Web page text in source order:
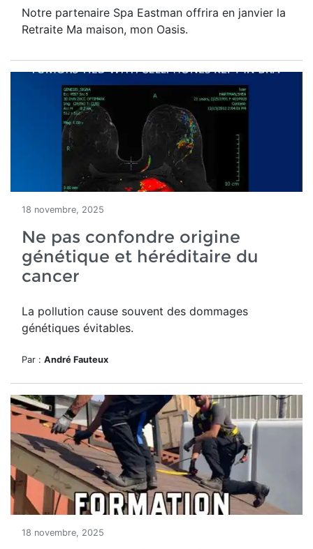
Notre partenaire Spa Eastman offrira en janvier la
Retraite Ma maison, mon Oasis.
18 novembre, 2025
Ne pas confondre origine
génétique et héréditaire du
cancer
La pollution cause souvent des dommages
génétiques évitables.
Par : André Fauteux
18 novembre, 2025